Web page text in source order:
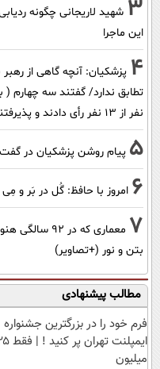
3 شهید لاریجانی چگونه
این ماجرا
4 پزشکیان‌: آنچه گاهی از
نفر از 13 نفر رأی دادند و پذیرفتند
5 پیام روشن پزشکیان در
6 امروز با حافظ: گُل در بَر و
7
معماری که در
بتن و نور (+تصاویر)
مطالب پیشنهادی
فرم خود را در بزرگترین جشنواره
ایمپلنت تهران پر
میلیون